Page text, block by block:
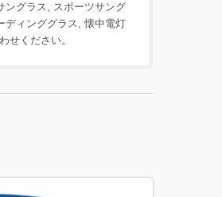
ングラス, スポーツサング
ディンググラス, 懐中電灯
せ ください。